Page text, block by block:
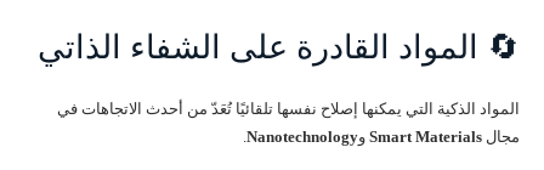
🔄 المواد القادرة على الشفاء الذاتي
المواد الذكية التي يمكنها إصلاح نفسها تلقائيًا تُعَدّ من أحدث الاتجاهات في
مجال Smart Materials وNanotechnology
.